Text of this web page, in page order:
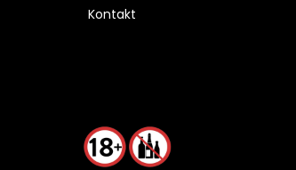
Kontakt